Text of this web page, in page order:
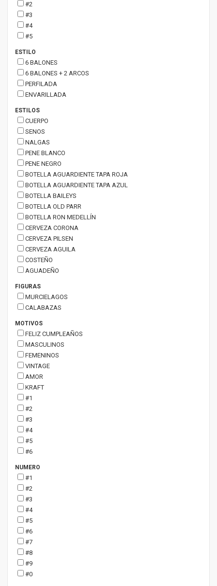
#2
#3
#4
#5
ESTILO
6 BALONES
6 BALONES + 2 ARCOS
PERFILADA
ENVARILLADA
ESTILOS
CUERPO
SENOS
NALGAS
PENE BLANCO
PENE NEGRO
BOTELLA AGUARDIENTE TAPA ROJA
BOTELLA AGUARDIENTE TAPA AZUL
BOTELLA BAILEYS
BOTELLA OLD PARR
BOTELLA RON MEDELLÍN
CERVEZA CORONA
CERVEZA PILSEN
CERVEZA AGUILA
COSTEÑO
AGUADEÑO
FIGURAS
MURCIELAGOS
CALABAZAS
MOTIVOS
FELIZ CUMPLEAÑOS
MASCULINOS
FEMENINOS
VINTAGE
AMOR
KRAFT
#1
#2
#3
#4
#5
#6
NUMERO
#1
#2
#3
#4
#5
#6
#7
#8
#9
#0